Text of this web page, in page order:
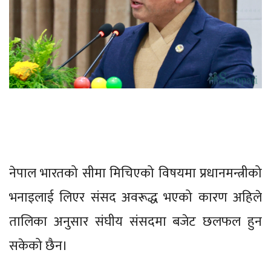
नेपाल भारतको सीमा मिचिएको विषयमा प्रधानमन्त्रीको
भनाइलाई लिएर संसद अवरूद्ध भएको कारण अहिले
तालिका अनुसार संघीय संसदमा बजेट छलफल हुन
सकेको छैन।